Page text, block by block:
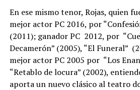
En ese mismo tenor, Rojas, quien
mejor actor PC 2016, por
(2011); ganador PC 2012, por
Decamerón” (2005), “El Funeral”
mejor actor PC 2005 por “Los
“Retablo de locura” (2002),
aporta un nuevo clásico al teatro